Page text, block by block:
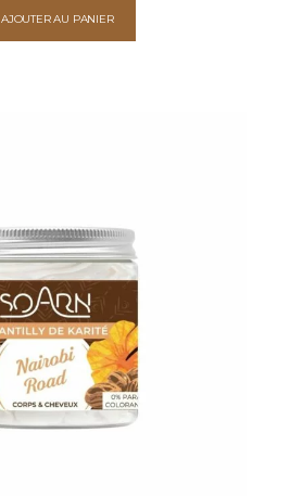
AJOUTER AU PANIER